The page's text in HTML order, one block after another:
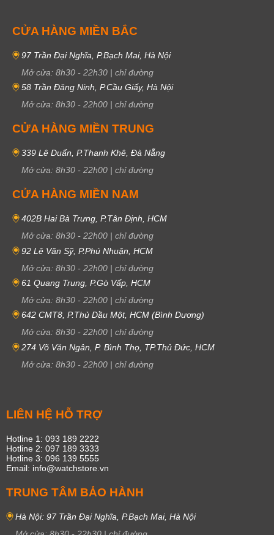
CỬA HÀNG MIỀN BẮC
97 Trần Đại Nghĩa, P.Bạch Mai, Hà Nội
Mở cửa: 8h30 - 22h30 | chỉ đường
58 Trần Đăng Ninh, P.Cầu Giấy, Hà Nội
Mở cửa: 8h30 - 22h00 | chỉ đường
CỬA HÀNG MIỀN TRUNG
339 Lê Duẩn, P.Thanh Khê, Đà Nẵng
Mở cửa: 8h30 - 22h00 | chỉ đường
CỬA HÀNG MIỀN NAM
402B Hai Bà Trưng, P.Tân Định, HCM
Mở cửa: 8h30 - 22h00 | chỉ đường
92 Lê Văn Sỹ, P.Phú Nhuận, HCM
Mở cửa: 8h30 - 22h00 | chỉ đường
61 Quang Trung, P.Gò Vấp, HCM
Mở cửa: 8h30 - 22h00 | chỉ đường
642 CMT8, P.Thủ Dầu Một, HCM (Bình Dương)
Mở cửa: 8h30 - 22h00 | chỉ đường
274 Võ Văn Ngân, P. Bình Thọ, TP.Thủ Đức, HCM
Mở cửa: 8h30 - 22h00 | chỉ đường
LIÊN HỆ HỖ TRỢ
Hotline 1: 093 189 2222
Hotline 2: 097 189 3333
Hotline 3: 096 139 5555
Email: info@watchstore.vn
TRUNG TÂM BẢO HÀNH
Hà Nội: 97 Trần Đại Nghĩa, P.Bạch Mai, Hà Nội